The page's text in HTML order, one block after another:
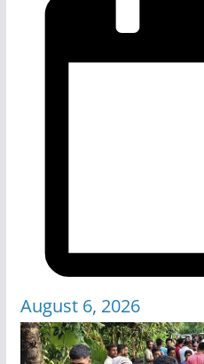
August 6, 2026